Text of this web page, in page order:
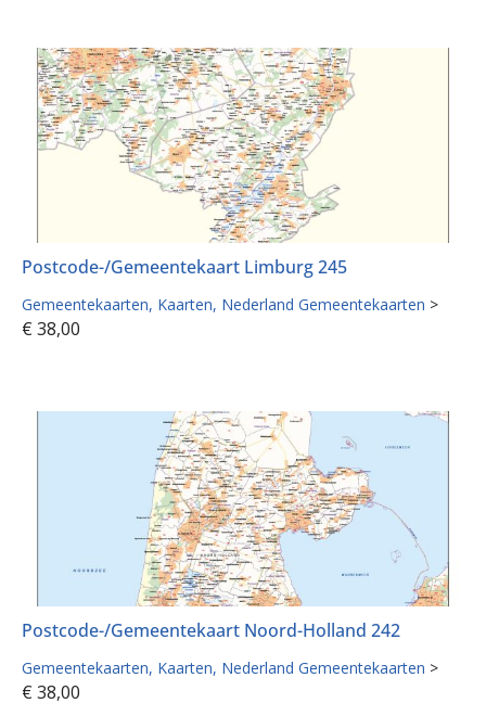
Postcode-/Gemeentekaart Limburg 245
Gemeentekaarten Kaarten Nederland Gemeentekaarten >
€ 38,00
Postcode-/Gemeentekaart Noord-Holland 242
Gemeentekaarten Kaarten Nederland Gemeentekaarten >
€ 38,00